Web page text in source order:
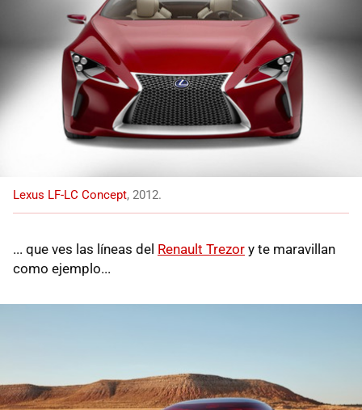
Lexus LF-LC Concept, 2012.
... que ves las líneas del Renault Trezor y te maravillan
como ejemplo...